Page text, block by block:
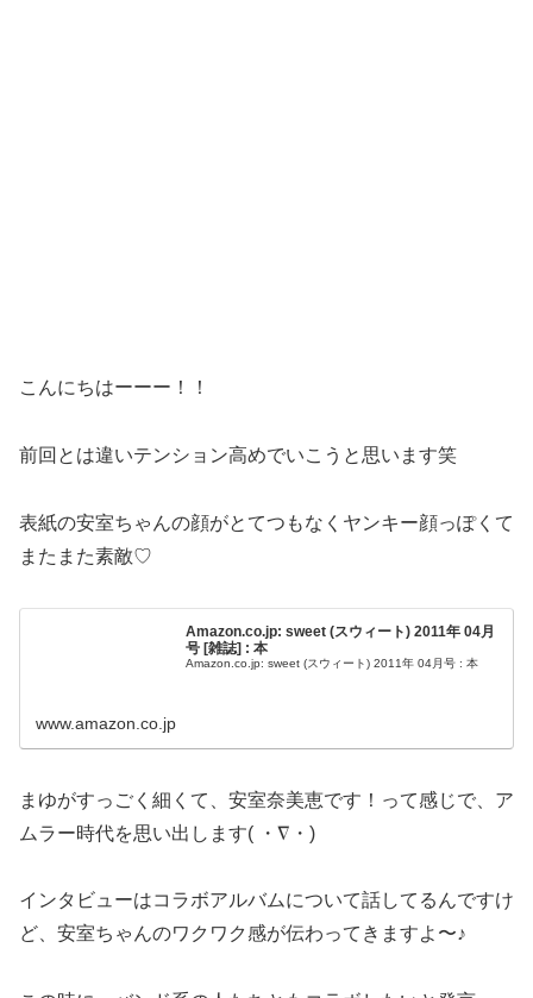
こんにちはーーー！！
前回とは違いテンション高めでいこうと思います笑
表紙の安室ちゃんの顔がとてつもなくヤンキー顔っぽくて
またまた素敵♡
Amazon.co.jp: sweet (スウィート) 2011年 04月
号 [雑誌] : 本
Amazon.co.jp: sweet (スウィート) 2011年 04月号 : 本
www.amazon.co.jp
まゆがすっごく細くて、安室奈美恵です！って感じで、ア
ムラー時代を思い出します( ・∇・)
インタビューはコラボアルバムについて話してるんですけ
ど、安室ちゃんのワクワク感が伝わってきますよ〜♪